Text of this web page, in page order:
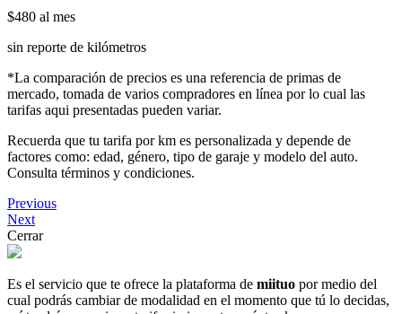
$480 al mes
sin reporte de kilómetros
*La comparación de precios es una referencia de primas de
mercado, tomada de varios compradores en línea por lo cual las
tarifas aqui presentadas pueden variar.
Recuerda que tu tarifa por km es personalizada y depende de
factores como: edad, género, tipo de garaje y modelo del auto.
Consulta términos y condiciones.
Previous
Next
Cerrar
Es el servicio que te ofrece la plataforma de miituo por medio del
cual podrás cambiar de modalidad en el momento que tú lo decidas,